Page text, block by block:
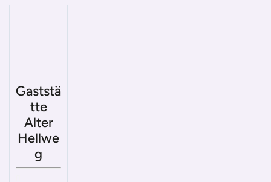
Gaststä
tte
Alter
Hellwe
g